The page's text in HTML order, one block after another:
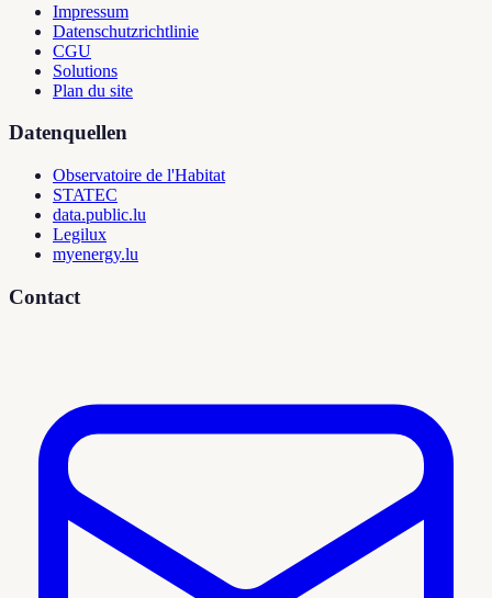
Impressum
Datenschutzrichtlinie
CGU
Solutions
Plan du site
Datenquellen
Observatoire de l'Habitat
STATEC
data.public.lu
Legilux
myenergy.lu
Contact